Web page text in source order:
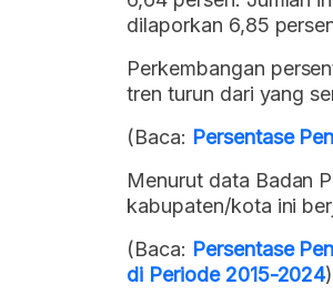
dilaporkan 6,85
Perkembangan
tren turun dari yang
(Baca: Persentase
Menurut data Badan
kabupaten/kota ini
(Baca: Persentase
di Periode 2015-2024)